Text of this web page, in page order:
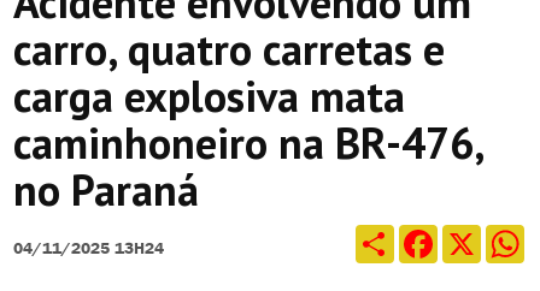
Cultura
Economia
Educação
Esporte
Geral
Obituário
carro, quatro carretas e
carga explosiva mata
caminhoneiro na BR-476,
no Paraná
04/11/2025 13H24
CompartilharFacebook